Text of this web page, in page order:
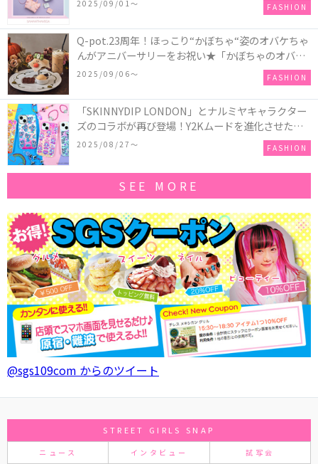
2025/09/01〜 FASHION
Q-pot.23周年！ほっこり“かぼちゃ“姿のオバケちゃ
んがアニバーサリーをお祝い★「かぼちゃのオバケ
ーキアクセサリー」が新発売！Q-pot CAFE.では
「かぼちゃのオバケーキプレート」も登場
2025/09/06〜 FASHION
「SKINNYDIP LONDON」とナルミヤキャラクター
ズのコラボが再び登場！Y2Kムードを進化させた新
作コレクションを発売♪
2025/08/27〜 FASHION
SEE MORE
@sgs109com からのツイート
STREET GIRLS SNAP
ニュース インタビュー 試写会